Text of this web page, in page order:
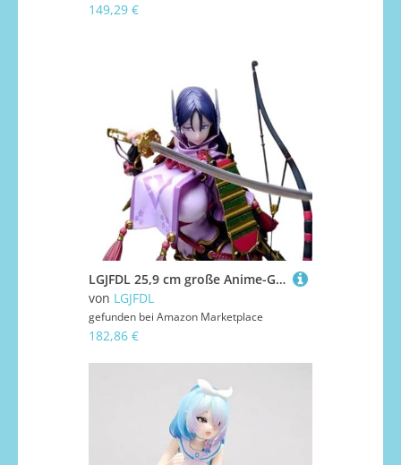
149,29 €
LGJFDL 25,9 cm große Anime-Girl-Waifu-Figur, Hentaii-Figur, Dekoration, Ornamentsnime-Kollektion, Puppe, Geschenk, Modellspielzeug
von LGJFDL
gefunden bei Amazon Marketplace
182,86 €